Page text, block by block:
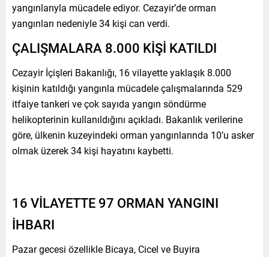
yangınlarıyla mücadele ediyor. Cezayir’de orman
yangınları nedeniyle 34 kişi can verdi.
ÇALIŞMALARA 8.000 KİŞİ KATILDI
Cezayir İçişleri Bakanlığı, 16 vilayette yaklaşık 8.000
kişinin katıldığı yangınla mücadele çalışmalarında 529
itfaiye tankeri ve çok sayıda yangın söndürme
helikopterinin kullanıldığını açıkladı. Bakanlık verilerine
göre, ülkenin kuzeyindeki orman yangınlarında 10’u asker
olmak üzerek 34 kişi hayatını kaybetti.
16 VİLAYETTE 97 ORMAN YANGINI
İHBARI
Pazar gecesi özellikle Bicaya, Cicel ve Buyira